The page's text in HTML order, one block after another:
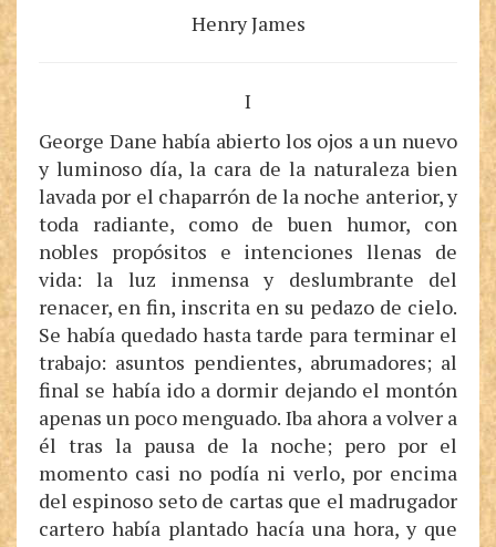
Henry James
I
George Dane había abierto los ojos a un nuevo
y luminoso día, la cara de la naturaleza bien
lavada por el chaparrón de la noche anterior, y
toda radiante, como de buen humor, con
nobles propósitos e intenciones llenas de
vida: la luz inmensa y deslumbrante del
renacer, en fin, inscrita en su pedazo de cielo.
Se había quedado hasta tarde para terminar el
trabajo: asuntos pendientes, abrumadores; al
final se había ido a dormir dejando el montón
apenas un poco menguado. Iba ahora a volver a
él tras la pausa de la noche; pero por el
momento casi no podía ni verlo, por encima
del espinoso seto de cartas que el madrugador
cartero había plantado hacía una hora, y que